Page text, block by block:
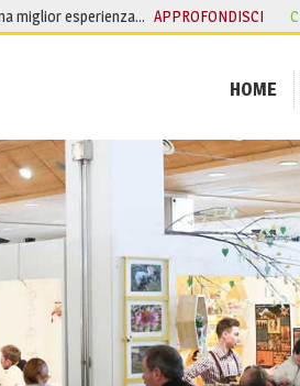
HOME
miglior esperienza… APPROFONDISCI